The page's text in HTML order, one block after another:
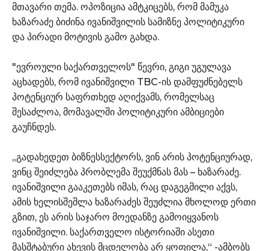
მთავარი თემა. ოპოზიცია ამტკიცებს, რომ მამუკა
ხაზარაძე ბიძინა ივანიშვილის სამიზნე პოლიტიკური
და პირადი მოტივის გამო გახდა.
"ევროული საქართველოს" წევრი, გიგი უგულავა
აცხადებს, რომ ივანიშვილი TBC-ის დამფუძნებელს
პოტენციურ საფრთხედ აღიქვამს, რომელსაც
შესაძლოა, მომავალში პოლიტიკური ამბიციები
გაუჩნდეს.
„გადახედეთ ბიზნესსექტორს, ვინ არის პოტენციურად,
ვინც შეიძლება პრობლემა შეუქმნას მას – ხაზარაძე.
ივანიშვილი გააკეთებს იმას, რაც დაგეგმილი აქვს,
ამის ხელისშეშლა ხაზარაძეს შეუძლია მხოლოდ ერთი
გზით, ეს არის საჯარო მოედანზე გამოიყვანოს
ივანიშვილი. საქართველო ისტორიაში ასეთი
მასშტაბური ახევის მცდელობა არ ყოფილა,“ -ამბობს